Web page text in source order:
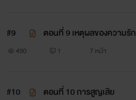
#9 ตอนที่ 9 เหตุผลของความรัก
490 1 7 หน้า
#10 ตอนที่ 10 การสูญเสีย